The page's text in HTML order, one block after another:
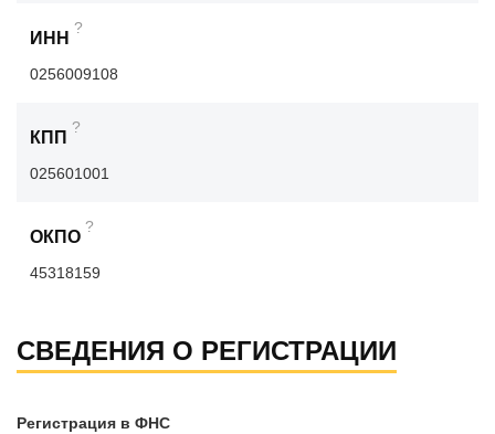
ИНН
?
0256009108
КПП
?
025601001
ОКПО
?
45318159
СВЕДЕНИЯ О РЕГИСТРАЦИИ
Регистрация в ФНС